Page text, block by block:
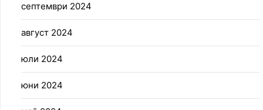
септември 2024
август 2024
юли 2024
юни 2024